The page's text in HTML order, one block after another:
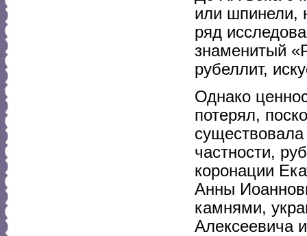
или шпинели,
ряд
знаменитый
рубеллит,
Однако
потерял,
частности,
коронации
Анны
камнями,
Алексеевича